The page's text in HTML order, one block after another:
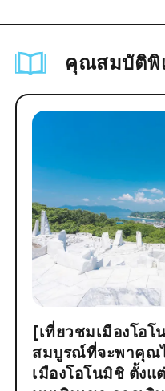
คุณสมบัติพิ
[เที่ยวชมเมืองโอ
สมบูรณ์ที่จะพาคุณ
เมืองโอโนมิชิ ตั้งแ